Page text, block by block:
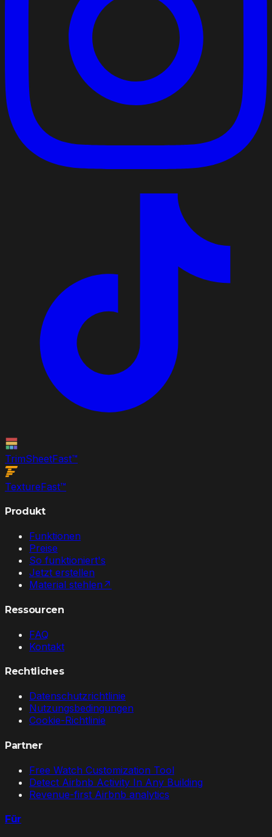
TrimSheetFast™
TextureFast™
Produkt
Funktionen
Preise
So funktioniert's
Jetzt erstellen
Material stehlen ↗
Ressourcen
FAQ
Kontakt
Rechtliches
Datenschutzrichtlinie
Nutzungsbedingungen
Cookie-Richtlinie
Partner
Free Watch Customization Tool
Detect Airbnb Activity In Any Building
Revenue-first Airbnb analytics
Für